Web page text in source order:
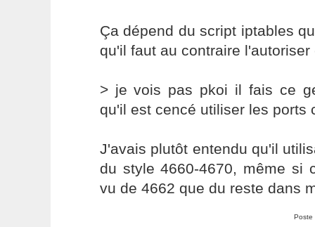
Ça dépend du script iptables
qu'il faut au contraire
> je vois pas pkoi il fais ce
qu'il est cencé utiliser les ports
J'avais plutôt entendu qu'il
du style 4660-4670, même si
vu de 4662 que du reste dans
Poste